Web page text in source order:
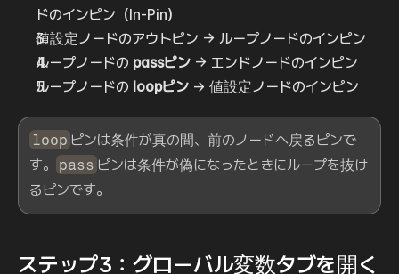
ドのインピン（In-Pin）
値設定ノードのアウトピン → ループノードのインピン
ループノードの passピン → エンドノードのインピン
ループノードの loopピン → 値設定ノードのインピン
loop ピンは条件が真の間、前のノードへ戻るピンで
す。
pass ピンは条件が偽になったときにループを抜け
るピンです。
ステップ3：グローバル変数タブを開く